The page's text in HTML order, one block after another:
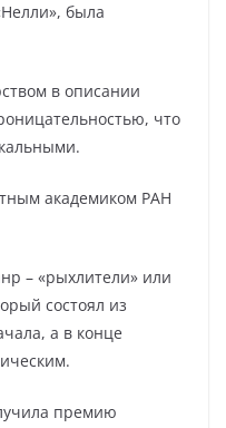
была
в описании
что
академиком РАН
– «рыхлители» или
состоял из
а в конце
премию